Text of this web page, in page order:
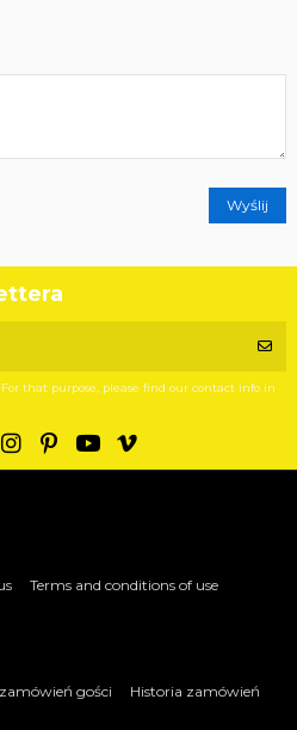
that purpose, please find our contact info in
Terms and conditions of use
gości Historia zamówień